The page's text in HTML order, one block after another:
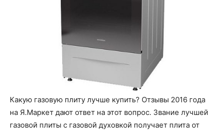
Какую газовую плиту лучше купить? Отзывы 2016 года
на Я.Маркет дают ответ на этот вопрос. Звание лучшей
газовой плиты с газовой духовкой получает плита от